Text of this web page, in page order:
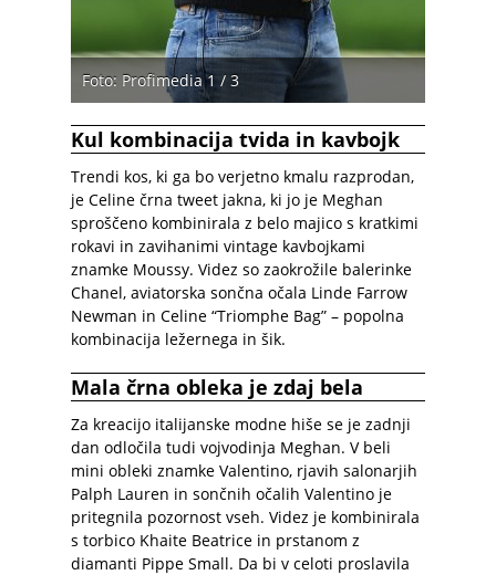
Foto: Profimedia 1 / 3
Kul kombinacija tvida in kavbojk
Trendi kos, ki ga bo verjetno kmalu razprodan,
je Celine črna tweet jakna, ki jo je Meghan
sproščeno kombinirala z belo majico s kratkimi
rokavi in ​​zavihanimi vintage kavbojkami
znamke Moussy. Videz so zaokrožile balerinke
Chanel, aviatorska sončna očala Linde Farrow
Newman in Celine “Triomphe Bag” – popolna
kombinacija ležernega in šik.
Mala črna obleka je zdaj bela
Za kreacijo italijanske modne hiše se je zadnji
dan odločila tudi vojvodinja Meghan. V beli
mini obleki znamke Valentino, rjavih salonarjih
Palph Lauren in sončnih očalih Valentino je
pritegnila pozornost vseh. Videz je kombinirala
s torbico Khaite Beatrice in prstanom z
diamanti Pippe Small. Da bi v celoti proslavila